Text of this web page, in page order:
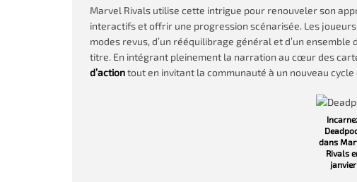
Marvel Rivals utilise cette intrigue pour renouveler son
interactifs et offrir une progression scénarisée. Les
modes revus, d’un rééquilibrage général et d’un
titre. En intégrant pleinement la narration au cœur des
d’actiontout en invitant la communauté à un nouveau cycle
dans
Rivals
janvier